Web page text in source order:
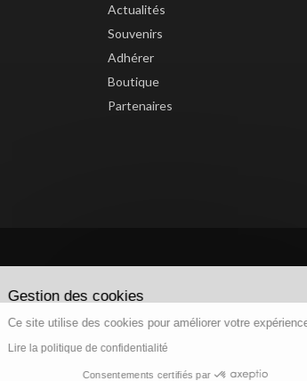
Actualités
Souvenirs
Adhérer
Boutique
Partenaires
Gestion des cookies
Ce site utilise des cookies pour améliorer votre
Lire la politique de confidentialité
Consentements certifiés par